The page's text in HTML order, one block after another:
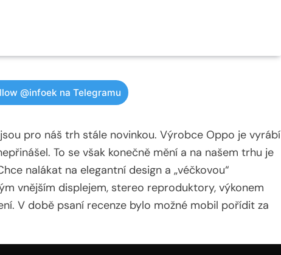
@infoek na Telegramu
pro náš trh stále novinkou. Výrobce Oppo je vyrábí
To se však konečně mění a na našem trhu je
nalákat na elegantní design a „véčkovou“
vnějším displejem, stereo reproduktory, výkonem
V době psaní recenze bylo možné mobil pořídit za